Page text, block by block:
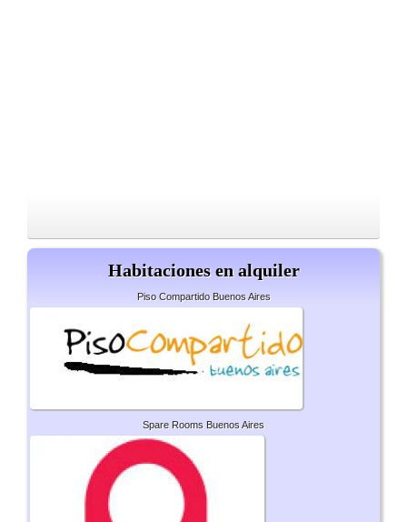
Habitaciones en alquiler
Piso Compartido Buenos Aires
Spare Rooms Buenos Aires